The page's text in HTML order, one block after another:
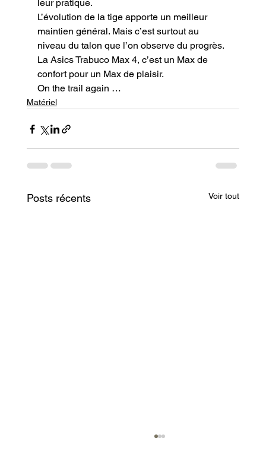
leur pratique.
L’évolution de la tige apporte un meilleur
maintien général. Mais c’est surtout au
niveau du talon que l’on observe du progrès.
La Asics Trabuco Max 4, c’est un Max de
confort pour un Max de plaisir.
On the trail again …
Matériel
Posts récents Voir tout